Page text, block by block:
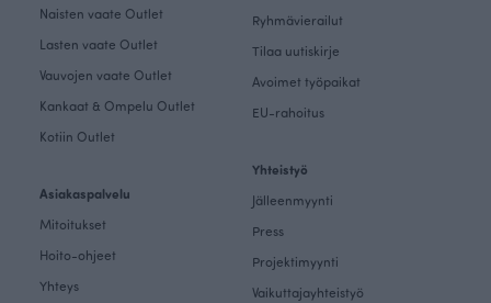
Naisten vaate Outlet
Lasten vaate Outlet
Vauvojen vaate Outlet
Kankaat & Ompelu Outlet
Kotiin Outlet
Asiakaspalvelu
Mitoitukset
Hoito-ohjeet
Yhteys
Ryhmävierailut
Tilaa uutiskirje
Avoimet työpaikat
EU-rahoitus
Yhteistyö
Jälleenmyynti
Press
Projektimyynti
Vaikuttajayhteistyö